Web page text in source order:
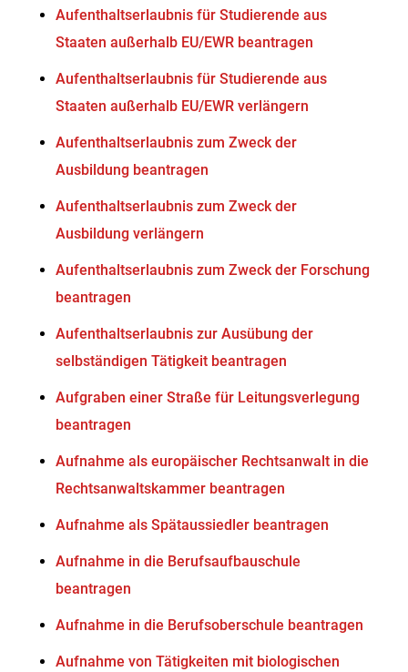
Aufenthaltserlaubnis für Studierende aus
Staaten außerhalb EU/EWR beantragen
Aufenthaltserlaubnis für Studierende aus
Staaten außerhalb EU/EWR verlängern
Aufenthaltserlaubnis zum Zweck der
Ausbildung beantragen
Aufenthaltserlaubnis zum Zweck der
Ausbildung verlängern
Aufenthaltserlaubnis zum Zweck der Forschung
beantragen
Aufenthaltserlaubnis zur Ausübung der
selbständigen Tätigkeit beantragen
Aufgraben einer Straße für Leitungsverlegung
beantragen
Aufnahme als europäischer Rechtsanwalt in die
Rechtsanwaltskammer beantragen
Aufnahme als Spätaussiedler beantragen
Aufnahme in die Berufsaufbauschule
beantragen
Aufnahme in die Berufsoberschule beantragen
Aufnahme von Tätigkeiten mit biologischen